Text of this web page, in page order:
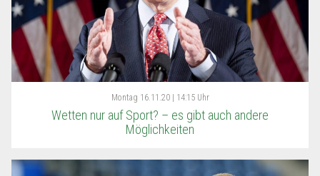
Montag 16.11.20 | 14:15 Uhr
Wetten nur auf Sport? – es gibt auch andere
Möglichkeiten